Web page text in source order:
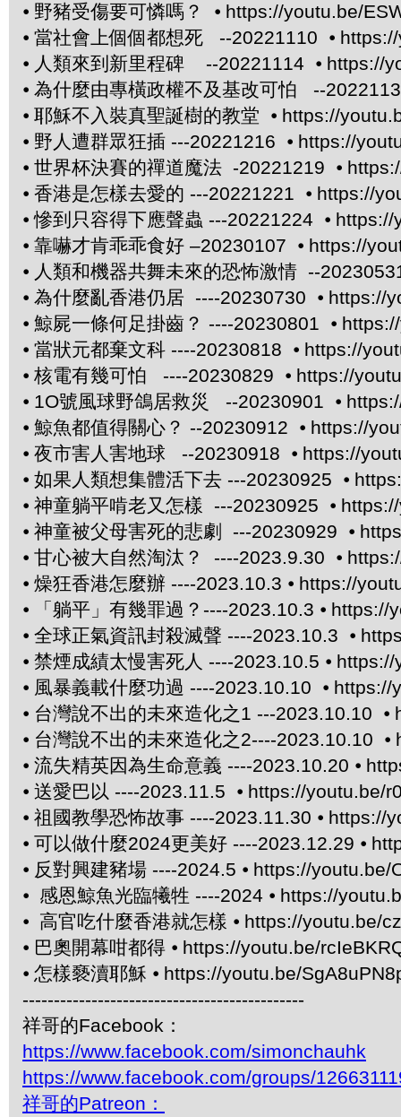
⦁ 野豬受傷要可憐嗎？ ⦁ https://youtu.be/
⦁ 當社會上個個都想死 --20221110 ⦁
⦁ 人類來到新里程碑 --20221114 ⦁ https://
⦁ 為什麼由專橫政權不及基改可怕 --
⦁ 耶穌不入裝真聖誕樹的教堂 ⦁ https://
⦁ 野人遭群眾狂插 ---20221216 ⦁ https://
⦁ 世界杯決賽的禪道魔法 -20221219 ⦁
⦁ 香港是怎樣去愛的 ---20221221 ⦁ https://
⦁ 慘到只容得下應聲蟲 ---20221224 ⦁ https://
⦁ 靠嚇才肯乖乖食好 –20230107 ⦁ https://
⦁ 人類和機器共舞未來的恐怖激情 --
⦁ 為什麼亂香港仍居 ----20230730 ⦁ https://
⦁ 鯨屍一條何足掛齒？ ----20230801 ⦁
⦁ 當狀元都棄文科 ----20230818 ⦁ https://
⦁ 核電有幾可怕 ----20230829 ⦁ https://
⦁ 1O號風球野鴿居救災 --20230901 ⦁
⦁ 鯨魚都值得關心？ --20230912 ⦁ https://
⦁ 夜市害人害地球 --20230918 ⦁ https://
⦁ 如果人類想集體活下去 ---20230925 ⦁
⦁ 神童躺平啃老又怎樣 ---20230925 ⦁
⦁ 神童被父母害死的悲劇 ---20230929 ⦁
⦁ 甘心被大自然淘汰？ ----2023.9.30 ⦁
⦁ 燥狂香港怎麼辦 ----2023.10.3 ⦁ https://
⦁
「躺平」有幾罪過？----2023.10.3 ⦁ https://
⦁ 全球正氣資訊封殺滅聲 ----2023.10.3 ⦁
⦁ 禁煙成績太慢害死人 ----2023.10.5 ⦁ https://
⦁ 風暴義載什麼功過 ----2023.10.10 ⦁ https://
⦁ 台灣說不出的未來造化之1 ---2023.10.10 ⦁
⦁ 台灣說不出的未來造化之2----2023.10.10 ⦁
⦁ 流失精英因為生命意義 ----2023.10.20 ⦁
⦁ 送愛巴以 ----2023.11.5 ⦁ https://youtu.be/
⦁ 祖國教學恐怖故事 ----2023.11.30 ⦁ https://
⦁ 可以做什麼2024更美好 ----2023.12.29 ⦁
⦁ 反對興建豬場 ----2024.5 ⦁ https://youtu.be/
⦁ 感恩鯨魚光臨犧牲 ----2024 ⦁ https://
⦁ 高官吃什麼香港就怎樣 ⦁ https://youtu.be/
⦁ 巴奧開幕咁都得 ⦁ https://youtu.be/
⦁ 怎樣褻瀆耶穌 ⦁ https://youtu.be/
---------------------------------------------
祥哥的Facebook：
https://www.facebook.com/simonchauhk
https://www.facebook.com/groups/
祥哥的Patreon：